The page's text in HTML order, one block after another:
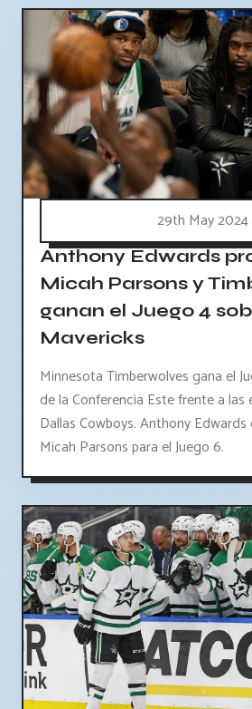
29th May 2024
Anthony Edwards
Micah Parsons y
ganan el Juego 4
Mavericks
Minnesota Timberwolves gana el
de la Conferencia Este frente a las
Dallas Cowboys. Anthony
Micah Parsons para el Juego 6.